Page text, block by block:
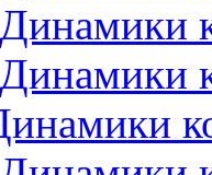
Динамики
Динамики